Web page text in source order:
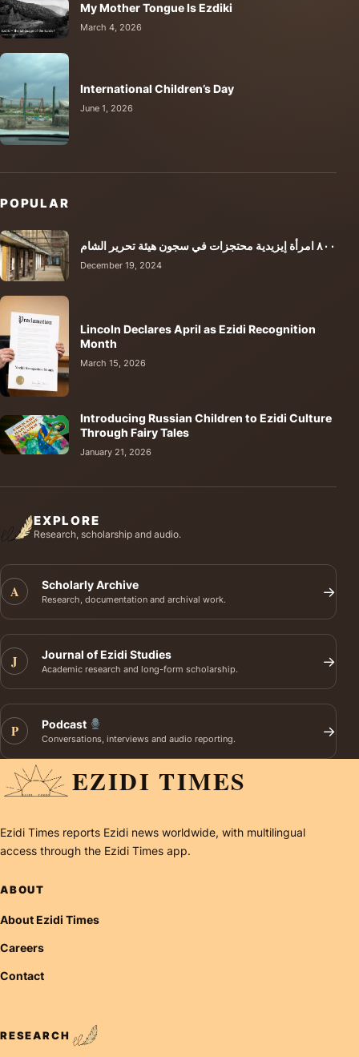
My Mother Tongue Is Ezdiki
March 4, 2026
International Children’s Day
June 1, 2026
POPULAR
٨٠٠ امرأة إيزيدية محتجزات في سجون هيئة تحرير الشام
December 19, 2024
Lincoln Declares April as Ezidi Recognition
Month
March 15, 2026
Introducing Russian Children to Ezidi Culture
Through Fairy Tales
January 21, 2026
EXPLORE
Research, scholarship and audio.
A Scholarly Archive
Research, documentation and archival work. →
J Journal of Ezidi Studies
Academic research and long-form scholarship. →
P Podcast
Conversations, interviews and audio reporting. →
EZIDI TIMES
Ezidi Times reports Ezidi news worldwide, with multilingual
access through the Ezidi Times app.
ABOUT
About Ezidi Times
Careers
Contact
RESEARCH